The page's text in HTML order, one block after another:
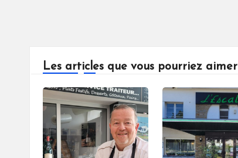
Les articles que vous pourriez aimer